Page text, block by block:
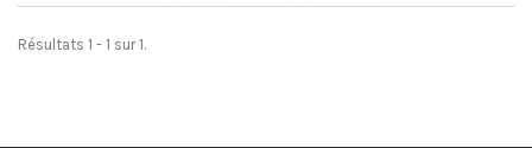
Résultats 1 - 1 sur 1.